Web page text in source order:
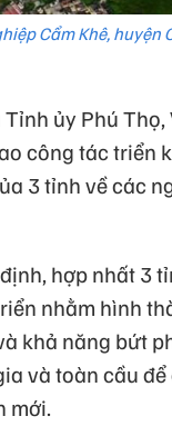
Cẩm Khê, huyện
ủy Phú
công tác triển
3 tỉnh về các
hợp nhất 3
nhằm hình
khả năng bứt
và toàn cầu
mới.